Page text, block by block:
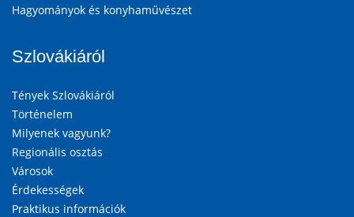
Hagyományok és konyhaművészet
Szlovákiáról
Tények Szlovákiáról
Történelem
Milyenek vagyunk?
Regionális osztás
Városok
Érdekességek
Praktikus információk